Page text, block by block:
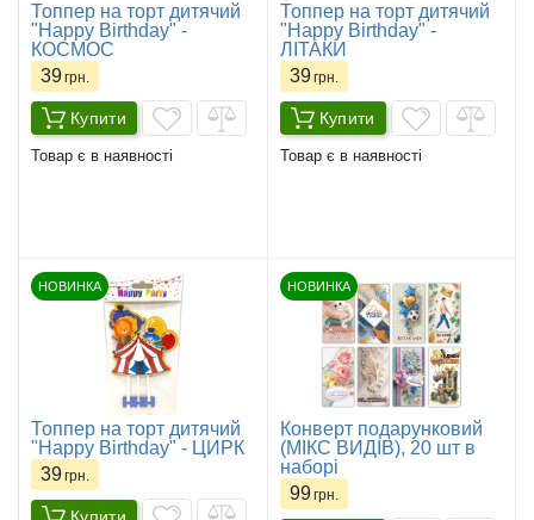
Топпер на торт дитячий
"Happy Birthday" -
КОСМОС
39грн.
Купити
Товар є в наявності
Топпер на торт дитячий
"Happy Birthday" -
ЛІТАКИ
39грн.
Купити
Товар є в наявності
НОВИНКА
Топпер на торт дитячий
"Happy Birthday" - ЦИРК
39грн.
НОВИНКА
Конверт подарунковий
(МІКС ВИДІВ), 20 шт в
наборі
99грн.